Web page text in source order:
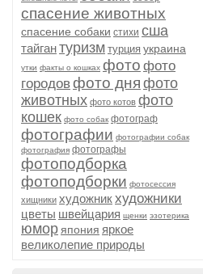
спасение животных
спасение собаки стихи сша
тайгантуризм турция украина
утки факты о кошках фото фото
городовфото дня фото
животных фото котов фото
кошек фото собак фотограф
фотографии фотографии собак
фотография фотографы
фотоподборка
фотоподборки фотосессия
хищники художникхудожники
цветы швейцария щенки эзотерика
юмор япония яркое
великолепие природы